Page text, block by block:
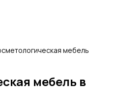
мебель
мебель в